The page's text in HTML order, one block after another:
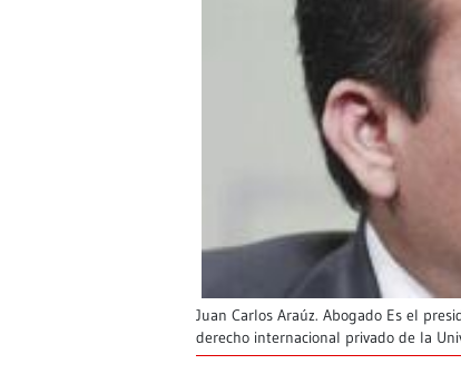
Juan Carlos Araúz. Abogado Es el
derecho internacional privado de la